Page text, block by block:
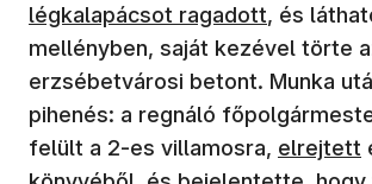
légkalapácsot ragadott, és
mellényben, saját kezével törte
erzsébetvárosi betont. Munka
pihenés: a regnáló
felült a 2-es villamosra, elrejtett